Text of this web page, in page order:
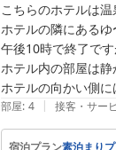
こちらのホテルは温
ホテルの隣にあるゆ
午後10時で終了で
ホテル内の部屋は静
ホテルの向かい側に
部屋: 4 | 接客・サー
宿泊プラン素泊まり